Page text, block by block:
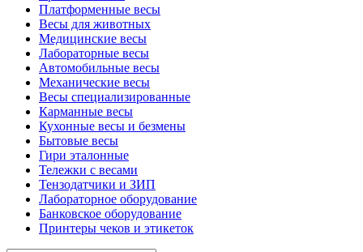
Платформенные весы
Весы для животных
Медицинские весы
Лабораторные весы
Автомобильные весы
Механические весы
Весы специализированные
Карманные весы
Кухонные весы и безмены
Бытовые весы
Гири эталонные
Тележки с весами
Тензодатчики и ЗИП
Лабораторное оборудование
Банковское оборудование
Принтеры чеков и этикеток